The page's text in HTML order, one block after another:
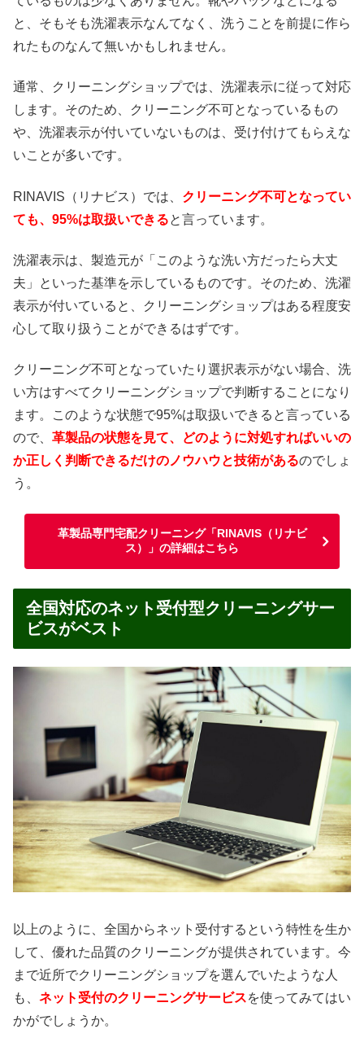
と、そもそも洗濯表示なんてなく、洗うことを前提に作ら
れたものなんて無いかもしれません。
通常、クリーニングショップでは、洗濯表示に従って対応
します。そのため、クリーニング不可となっているもの
や、洗濯表示が付いていないものは、受け付けてもらえな
いことが多いです。
RINAVIS（リナビス）では、 クリーニング不可となってい
ても、95%は取扱いできると言っています。
洗濯表示は、製造元が「このような洗い方だったら大丈
夫」といった基準を示しているものです。そのため、洗濯
表示が付いていると、クリーニングショップはある程度安
心して取り扱うことができるはずです。
クリーニング不可となっていたり選択表示がない場合、洗
い方はすべてクリーニングショップで判断することになり
ます。このような状態で95%は取扱いできると言っている
ので、 革製品の状態を見て、どのように対処すればいいの
か正しく判断できるだけのノウハウと技術があるのでしょ
う。
革製品専門宅配クリーニング「RINAVIS（リナビ
ス）」の詳細はこちら
全国対応のネット受付型クリーニングサー
ビスがベスト
以上のように、全国からネット受付するという特性を生か
して、優れた品質のクリーニングが提供されています。今
まで近所でクリーニングショップを選んでいたような人
も、 ネット受付のクリーニングサービスを使ってみてはい
かがでしょうか。